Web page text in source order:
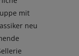
mit
neu